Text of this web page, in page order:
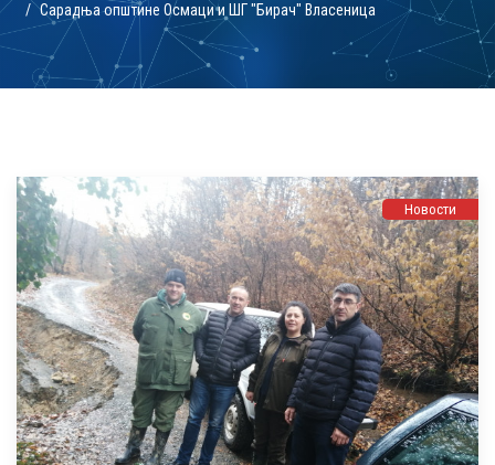
Сарадња општине Осмаци и ШГ "Бирач" Власеница
Новости